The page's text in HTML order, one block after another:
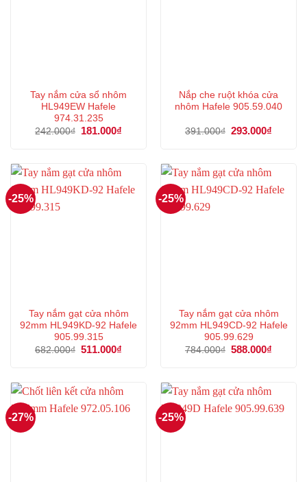
Tay nắm cửa sổ nhôm
HL949EW Hafele
974.31.235
242.000₫
Giá
181.000₫
181.000₫.
Nắp che ruột khóa cửa
nhôm Hafele 905.59.040
391.000₫ Giá
293.000₫
-25%
Tay nắm gạt cửa nhôm
92mm HL949KD-92 Hafele
905.99.315
682.000₫ Giá
511.000₫
511.000₫.
-25%
Tay nắm gạt cửa nhôm
92mm HL949CD-92 Hafele
905.99.629
784.000₫ Giá
588.000₫
-27% -25%